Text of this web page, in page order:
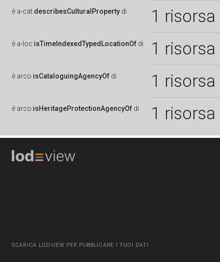
è a-cat:describesCulturalProperty di 1 risorsa
è a-loc:isTimeIndexedTypedLocationOf di 1 risorsa
è arco:isCataloguingAgencyOf di 1 risorsa
è arco:isHeritageProtectionAgencyOf di 1 risorsa
SCARICA LODVIEW PER PUBBLICARE I TUOI DATI